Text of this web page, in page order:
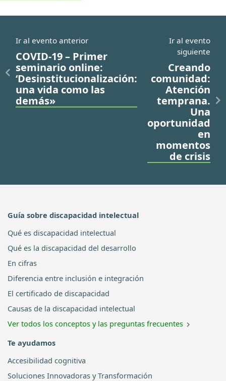
Ir al evento anterior
COVID-19 – Primer
seminario online:
‘Desinstitucionalización:
una vida como las
demás»
Ir al evento
siguiente
Creando
comunidad:
Atención
temprana.
Una
oportunidad
en
momentos
de crisis
Guía sobre discapacidad intelectual
Qué es discapacidad intelectual
Qué es la discapacidad del desarrollo
En cifras
Diferencia entre inclusión e integración
El certificado de discapacidad
Causas de la discapacidad intelectual
Ver todos los conceptos y las preguntas frecuentes
Te ayudamos
Accesibilidad cognitiva
Soluciones Innovadoras y Transformación